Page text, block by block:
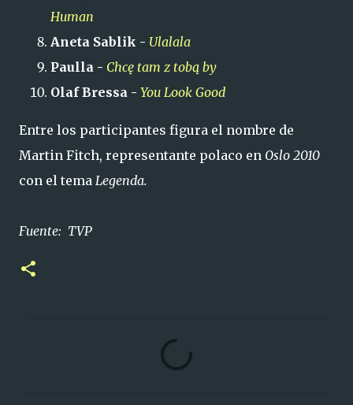
Human
Aneta Sablik - Ulalala
Paulla - Chcę tam z tobą by
Olaf Bressa - You Look Good
Entre los participantes figura el nombre de
Martin Fitch, representante polaco en Oslo 2010
con el tema Legenda.
Fuente: TVP